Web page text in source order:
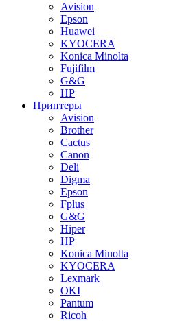
Avision
Epson
Huawei
KYOCERA
Konica Minolta
Fujifilm
G&G
HP
Принтеры
Avision
Brother
Cactus
Canon
Deli
Digma
Epson
Fplus
G&G
Hiper
HP
Konica Minolta
KYOCERA
Lexmark
OKI
Pantum
Ricoh